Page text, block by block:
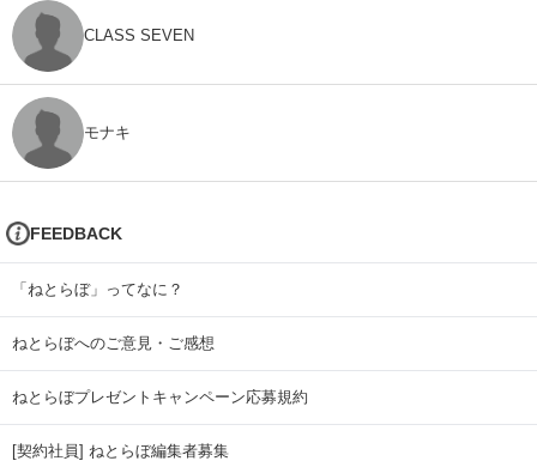
CLASS SEVEN
モナキ
FEEDBACK
「ねとらぼ」ってなに？
ねとらぼへのご意見・ご感想
ねとらぼプレゼントキャンペーン応募規約
[契約社員] ねとらぼ編集者募集